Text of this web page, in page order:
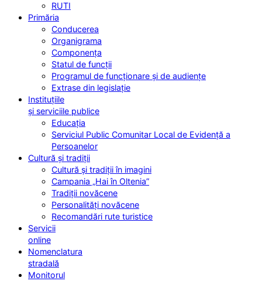
RUTI
Primăria
Conducerea
Organigrama
Componența
Statul de funcții
Programul de funcționare și de audiențe
Extrase din legislație
Instituțiile
și serviciile publice
Educația
Serviciul Public Comunitar Local de Evidență a
Persoanelor
Cultură și tradiții
Cultură și tradiții în imagini
Campania „Hai în Oltenia”
Tradiții novăcene
Personalități novăcene
Recomandări rute turistice
Servicii
online
Nomenclatura
stradală
Monitorul